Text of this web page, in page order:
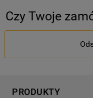
Czy Twoje
PRODUKTY